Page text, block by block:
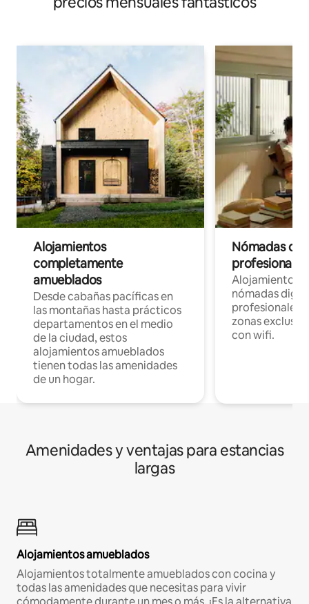
Alojamientos
completamente
amueblados
Desde cabañas pacíficas en
las montañas hasta prácticos
departamentos en el medio
de la ciudad, estos
alojamientos amueblados
tienen todas las amenidades
de un hogar.
Nómadas
Alojamientos
nómadas
profesionales
zonas
con wifi.
Amenidades y ventajas para estancias
largas
Alojamientos amueblados
Alojamientos totalmente amueblados con cocina y
todas las amenidades que necesitas para vivir